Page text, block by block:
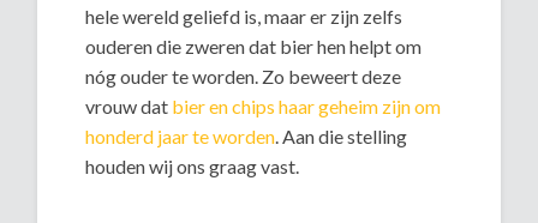
hele wereld geliefd is, maar er zijn zelfs
ouderen die zweren dat bier hen helpt om
nóg ouder te worden. Zo beweert deze
vrouw dat bier en chips haar geheim zijn om
honderd jaar te worden . Aan die stelling
houden wij ons graag vast.